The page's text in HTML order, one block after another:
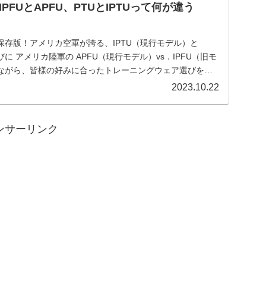
とAPFU、PTUとIPTUって何が違う
存版！アメリカ空軍が誇る、IPTU（現行モデル）と
に アメリカ陸軍の APFU（現行モデル）vs．IPFU（旧モ
ら、皆様の好みに合ったトレーニングウェア選びをサ
2023.10.22
サーリンク